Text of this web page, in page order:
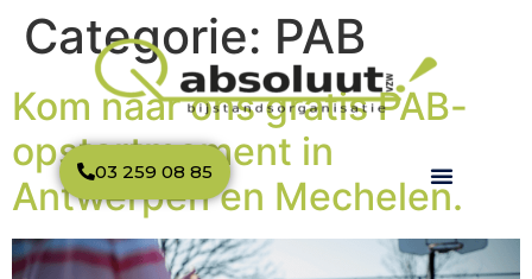
03 259 08 85
Categorie: PAB
Kom naar ons gratis PAB-
opstartmoment in
Antwerpen en Mechelen.